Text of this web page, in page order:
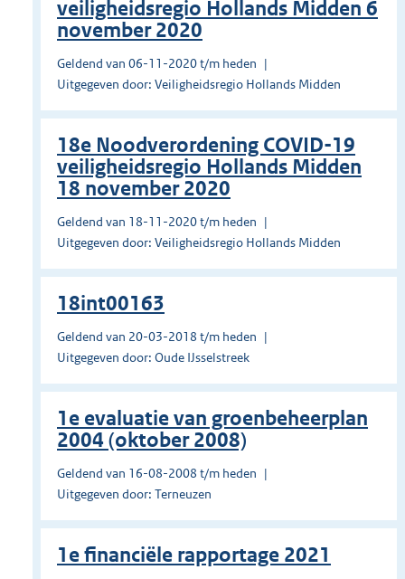
veiligheidsregio Hollands Midden 6
november 2020
Geldend van 06-11-2020 t/m heden
Uitgegeven door: Veiligheidsregio Hollands Midden
18e Noodverordening COVID-19
veiligheidsregio Hollands Midden
18 november 2020
Geldend van 18-11-2020 t/m heden
Uitgegeven door: Veiligheidsregio Hollands Midden
18int00163
Geldend van 20-03-2018 t/m heden
Uitgegeven door: Oude IJsselstreek
1e evaluatie van groenbeheerplan
2004 (oktober 2008)
Geldend van 16-08-2008 t/m heden
Uitgegeven door: Terneuzen
1e financiële rapportage 2021